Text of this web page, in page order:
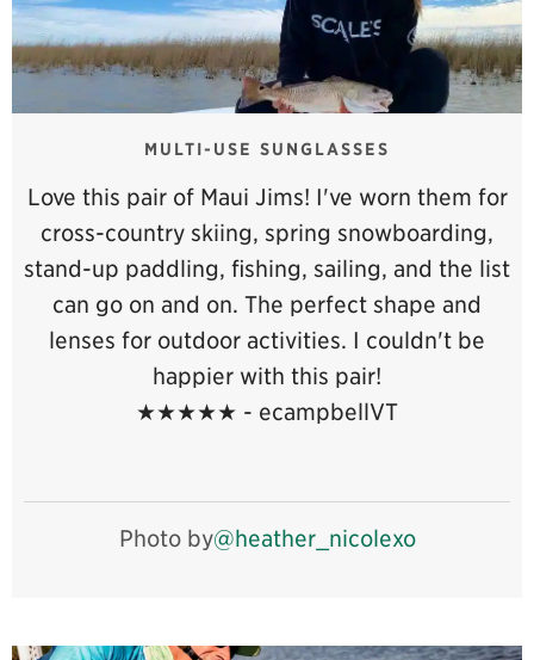
MULTI-USE SUNGLASSES
Love this pair of Maui Jims! I've worn them for
cross-country skiing, spring snowboarding,
stand-up paddling, fishing, sailing, and the list
can go on and on. The perfect shape and
lenses for outdoor activities. I couldn't be
happier with this pair!
★★★★★ - ecampbellVT
Photo by@heather_nicolexo